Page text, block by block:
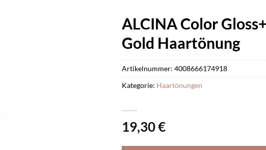
ALCINA Color
Gold Haartönung
19,30€
Artikelnummer:4008666174918
Kategorie: Haartönungen